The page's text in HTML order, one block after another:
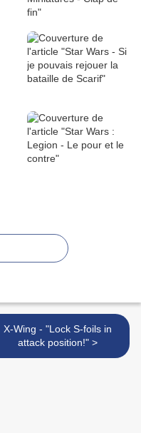
X-Wing - "Lock S-foils in
attack position!" >